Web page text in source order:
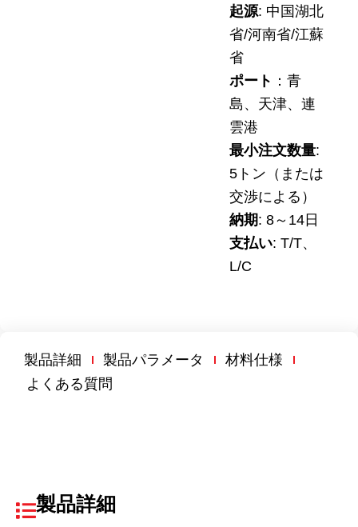
起源: 中国湖北
省/河南省/江蘇
省
ポート ：青
島、天津、連
雲港
最小注文数量:
5トン（または
交渉による）
納期:8～14日
支払い: T/T、
L/C
製品詳細 製品パラメータ
材料仕様
よくある質問
製品詳細